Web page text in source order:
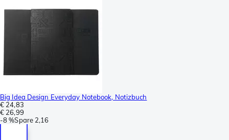
Big Idea Design Everyday Notebook, Notizbuch
€ 24,83
€ 26,99
-8 %Spare 2,16